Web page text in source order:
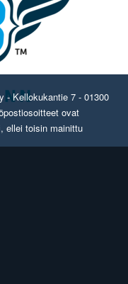
- Kellokukantie 7 - 01300
ovat
ellei toisin mainittu